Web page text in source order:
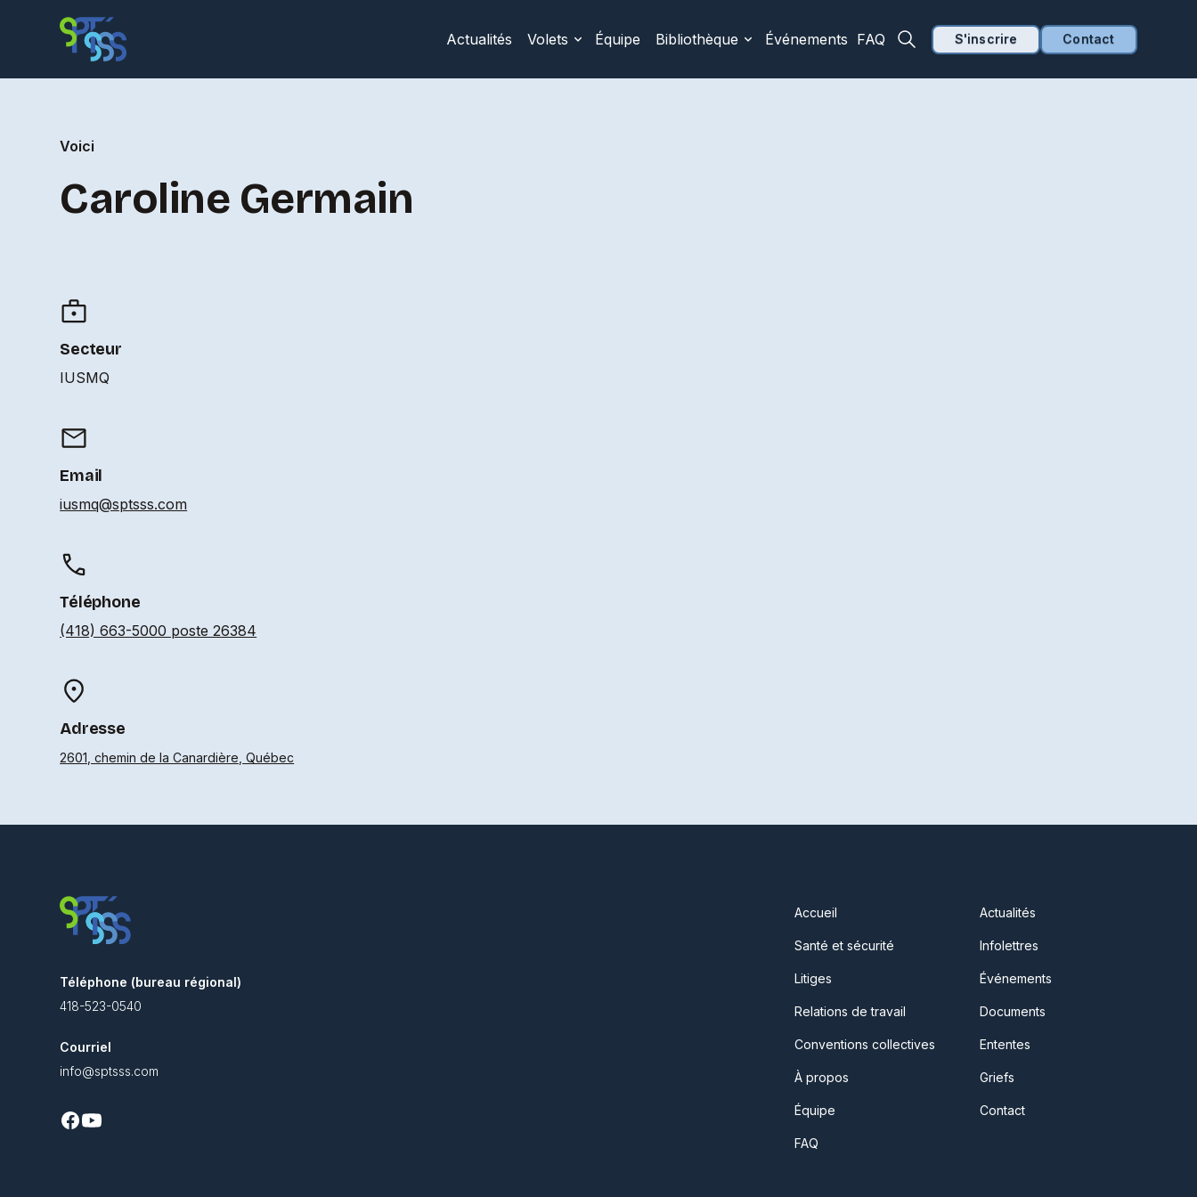
Actualités Volets Équipe Bibliothèque Événements FAQ S'inscrire Contact
Voici
Caroline Germain
Secteur
IUSMQ
Email
iusmq@sptsss.com
Téléphone
(418) 663-5000 poste 26384
Adresse
2601, chemin de la Canardière, Québec
Téléphone (bureau régional)
418-523-0540
Courriel
info@sptsss.com
Accueil
Santé et sécurité
Litiges
Relations de travail
Conventions collectives
À propos
Équipe
FAQ
Actualités
Infolettres
Événements
Documents
Ententes
Griefs
Contact